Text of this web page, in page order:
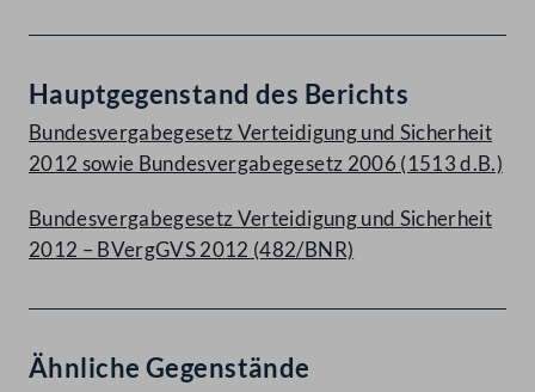
Hauptgegenstand des Berichts
Bundesvergabegesetz Verteidigung und Sicherheit
2012 sowie Bundesvergabegesetz 2006 (1513 d.B.)
Bundesvergabegesetz Verteidigung und Sicherheit
2012 – BVergGVS 2012 (482/BNR)
Ähnliche Gegenstände